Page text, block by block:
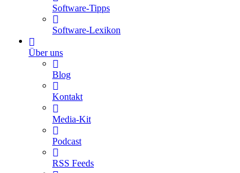
Software-Tipps
Software-Lexikon
Über uns
Blog
Kontakt
Media-Kit
Podcast
RSS Feeds